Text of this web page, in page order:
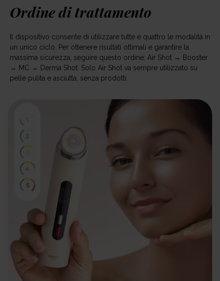
Ordine di trattamento
Il dispositivo consente di utilizzare tutte e quattro le modalità in
un unico ciclo. Per ottenere risultati ottimali e garantire la
massima sicurezza, seguire questo ordine: Air Shot → Booster
→ MC → Derma Shot. Solo Air Shot va sempre utilizzato su
pelle pulita e asciutta, senza prodotti.